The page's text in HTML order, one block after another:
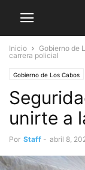
Inicio Gobierno de
carrera policial
Gobierno de Los Cabos
unirte a
Por Staff - abril 8,